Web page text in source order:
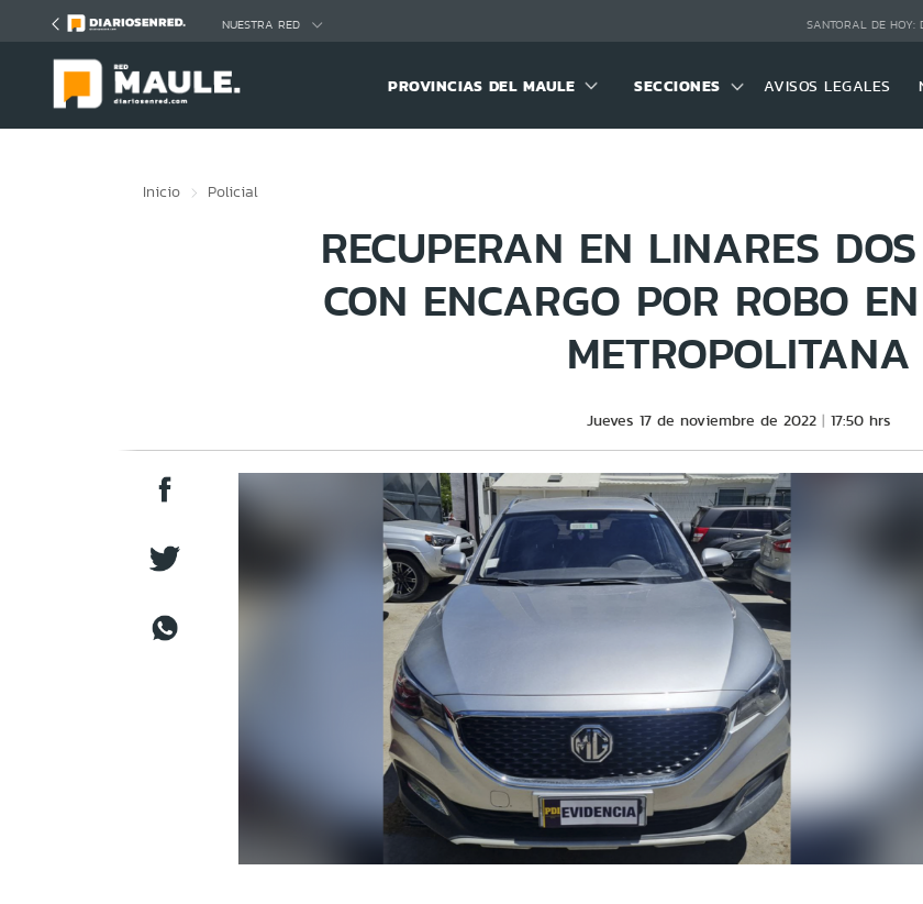
NUESTRA RED SANTORAL DE HOY:
PROVINCIAS DEL MAULE SECCIONES AVISOS LEGALES
Inicio Policial
RECUPERAN EN LINARES
CON ENCARGO POR ROBO
METROPOLITANA
Jueves 17 de noviembre de 2022 17:50 hrs